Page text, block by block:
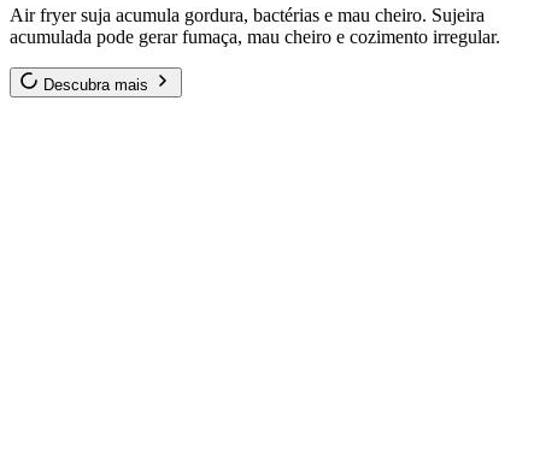
Air fryer suja acumula gordura, bactérias e mau cheiro. Sujeira
acumulada pode gerar fumaça, mau cheiro e cozimento irregular.
Descubra mais